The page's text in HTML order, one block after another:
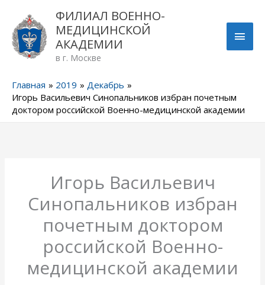
содержимому
ФИЛИАЛ ВОЕННО-
МЕДИЦИНСКОЙ
АКАДЕМИИ
в г. Москве
Главная 2019
Декабрь
Игорь Васильевич Синопальников избран почетным
доктором российской Военно-медицинской академии
Игорь Васильевич
Синопальников избран
почетным доктором
российской Военно-
медицинской академии